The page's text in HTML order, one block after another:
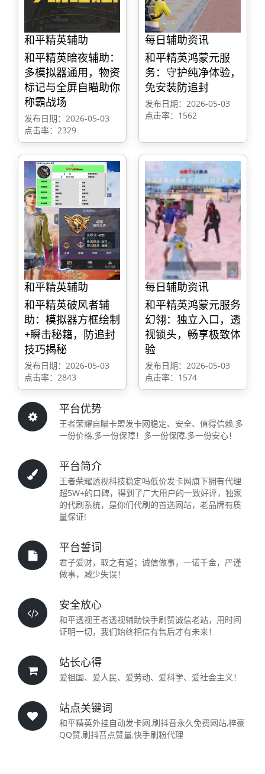
和平精英辅助
和平精英暗夜辅助：
多模拟器通用，物资
标记与全屏自瞄助你
称霸战场
发布日期：2026-05-03
点击率：2329
每日辅助资讯
和平精英鸿蒙元服
务：守护纯净体验，
免安装防追封
发布日期：2026-05-03
点击率：1562
和平精英辅助
和平精英破风者辅
助：模拟器方框绘制
+瞬击秘籍，防追封
技巧揭秘
发布日期：2026-05-03
点击率：2843
每日辅助资讯
和平精英鸿蒙元服务
幻翎：独立入口，透
视锁头，畅享极致体
验
发布日期：2026-05-03
点击率：1574
平台优势
王者荣耀自瞄卡盟发卡网稳定、安全、值得信赖,多
一份价格,多一份保障！多一份保障,多一份安心！
平台简介
王者荣耀透视科技稳定吗低价发卡网旗下拥有代理
超5W+的口碑，得到了广大用户的一致好评，独家
的代刷系统，是你们代刷的首选网站，老品牌有质
量保证!
平台誓词
君子爱财，取之有道；诚信做事，一诺千金，严谨
做事，减少失误！
安全放心
和平透视王者透视辅助快手刷赞诚信老站，用时间
证明一切，我们始终相信有售后才有未来！
站长心得
爱祖国、爱人民、爱劳动、爱科学、爱社会主义！
站点关键词
和平精英外挂自动发卡网,刷抖音永久免费网站,梓豪
QQ赞,刷抖音点赞量,快手刷粉代理